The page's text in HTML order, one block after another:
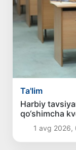
Ta'lim
Harbiy
qo‘shimcha
1 avg 2026,